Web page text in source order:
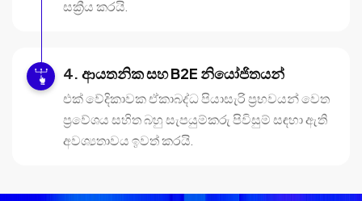
සක්‍රීය කරයි.
ආයතනික සහ B2E නියෝජිතයන්
එක් වේදිකාවක ඒකාබද්ධ පියාසැරි ප්‍රභවයන් වෙත
ප්‍රවේශය සහිත බහු සැපයුම්කරු පිවිසුම් සඳහා ඇති
අවශ්‍යතාවය ඉවත් කරයි.